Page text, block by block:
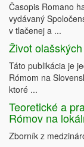
Časopis Romano
vydávaný
v tlačenej a ...
Život
Táto publikácia je
Rómom na
ktoré ...
Teoretické a
Rómov na
Zborník z